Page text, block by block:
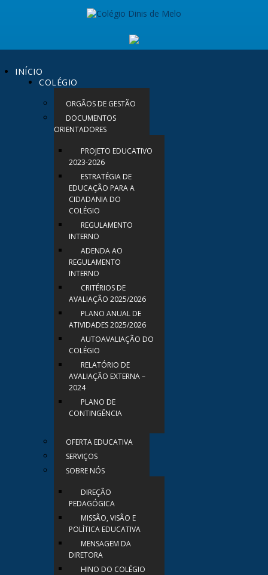
INÍCIO
COLÉGIO
ORGÃOS DE GESTÃO
DOCUMENTOS
ORIENTADORES
PROJETO EDUCATIVO
2023-2026
ESTRATÉGIA DE
EDUCAÇÃO PARA A
CIDADANIA DO
COLÉGIO
REGULAMENTO
INTERNO
ADENDA AO
REGULAMENTO
INTERNO
CRITÉRIOS DE
AVALIAÇÃO 2025/2026
PLANO ANUAL DE
ATIVIDADES 2025/2026
AUTOAVALIAÇÃO DO
COLÉGIO
RELATÓRIO DE
AVALIAÇÃO EXTERNA –
2024
PLANO DE
CONTINGÊNCIA
OFERTA EDUCATIVA
SERVIÇOS
SOBRE NÓS
DIREÇÃO
PEDAGÓGICA
MISSÃO, VISÃO E
POLÍTICA EDUCATIVA
MENSAGEM DA
DIRETORA
HINO DO COLÉGIO